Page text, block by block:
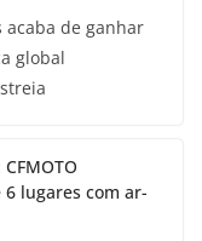
de ganhar
global
lugares com ar-